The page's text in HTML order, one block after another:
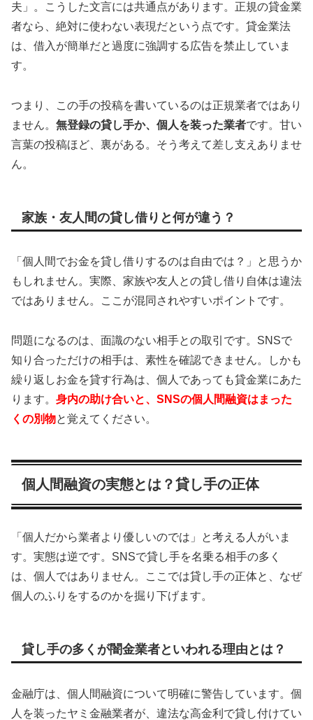
夫」。こうした文言には共通点があります。正規の貸金業
者なら、絶対に使わない表現だという点です。貸金業法
は、借入が簡単だと過度に強調する広告を禁止していま
す。
つまり、この手の投稿を書いているのは正規業者ではあり
ません。 無登録の貸し手か、個人を装った業者です。甘い
言葉の投稿ほど、裏がある。そう考えて差し支えありませ
ん。
家族・友人間の貸し借りと何が違う？
「個人間でお金を貸し借りするのは自由では？」と思うか
もしれません。実際、家族や友人との貸し借り自体は違法
ではありません。ここが混同されやすいポイントです。
問題になるのは、面識のない相手との取引です。SNSで
知り合っただけの相手は、素性を確認できません。しかも
繰り返しお金を貸す行為は、個人であっても貸金業にあた
ります。 身内の助け合いと、SNSの個人間融資はまった
くの別物と覚えてください。
個人間融資の実態とは？貸し手の正体
「個人だから業者より優しいのでは」と考える人がいま
す。実態は逆です。SNSで貸し手を名乗る相手の多く
は、個人ではありません。ここでは貸し手の正体と、なぜ
個人のふりをするのかを掘り下げます。
貸し手の多くが闇金業者といわれる理由とは？
金融庁は、個人間融資について明確に警告しています。個
人を装ったヤミ金融業者が、違法な高金利で貸し付けてい